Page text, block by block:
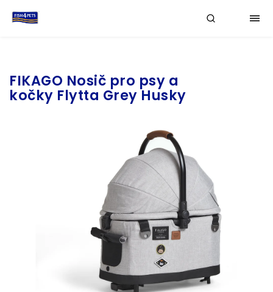
FIKAGO Nosič pro psy a
kočky Flytta Grey Husky